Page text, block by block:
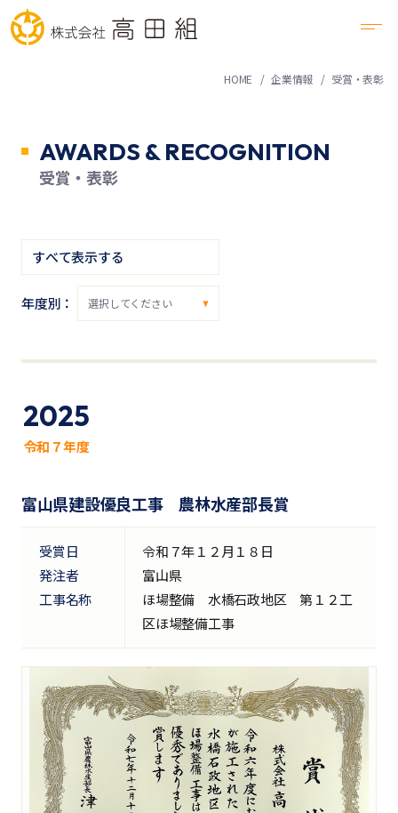
HOME 企業情報 受賞・表彰
AWARDS & RECOGNITION
受賞・表彰
すべて表示する
年度別：
2025
令和７年度
富山県建設優良工事 農林水産部長賞
受賞日
令和７年１２月１８日
発注者
富山県
工事名称
ほ場整備 水橋石政地区 第１２工
区ほ場整備工事